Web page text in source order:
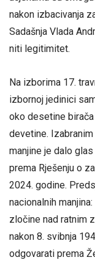
nakon izbacivanja
Sadašnja Vlada
niti legitimitet.
Na izborima 17.
izbornoj jedinici
oko desetine
devetine.
manjine je dalo
prema Rješenju o
2024. godine.
nacionalnih
zločine nad ratnim
nakon 8. svibnja
odgovarati prema